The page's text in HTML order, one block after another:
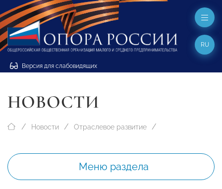
Версия для слабовидящих
RU
НОВОСТИ
Новости Отраслевое развитие
Меню раздела